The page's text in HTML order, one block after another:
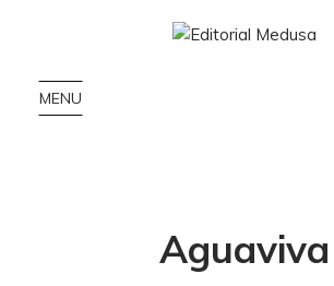
MENU
Aguaviva